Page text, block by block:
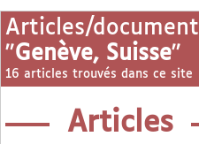
Articles/
"Genève, Suisse"
16 articles trouvés dans ce site
Articles